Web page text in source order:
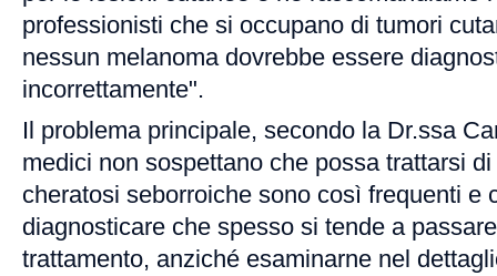
professionisti che si occupano di tumori
nessun melanoma dovrebbe essere
incorrettamente".
Il problema principale, secondo la Dr.ssa
medici non sospettano che possa trattarsi
cheratosi seborroiche sono così frequenti e
diagnosticare che spesso si tende a
trattamento, anziché esaminarne nel